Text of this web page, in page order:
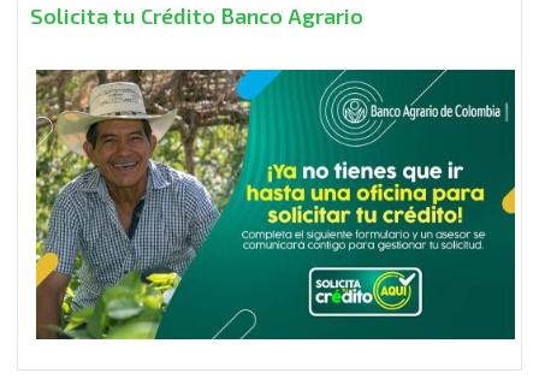
Solicita tu Crédito Banco Agrario